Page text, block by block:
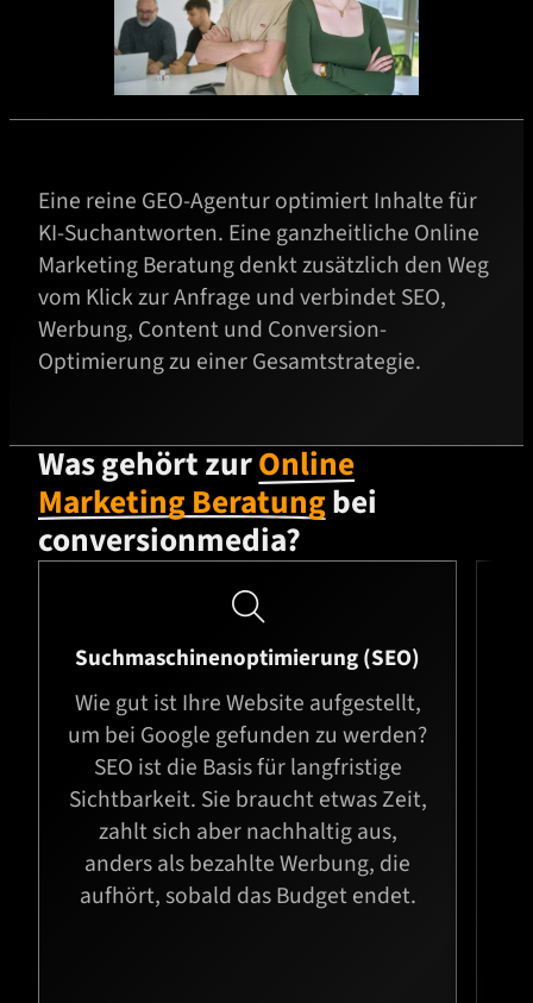
Eine reine GEO-Agentur optimiert Inhalte für
KI-Suchantworten. Eine ganzheitliche Online
Marketing Beratung denkt zusätzlich den Weg
vom Klick zur Anfrage und verbindet SEO,
Werbung, Content und Conversion-
Optimierung zu einer Gesamtstrategie.
Was gehört zurOnline
Marketing Beratungbei
conversionmedia?

Suchmaschinen­optimierung (SEO)
Wie gut ist Ihre Website aufgestellt,
um bei Google gefunden zu werden?
SEO ist die Basis für langfristige
Sichtbarkeit. Sie braucht etwas Zeit,
zahlt sich aber nachhaltig aus,
anders als bezahlte Werbung, die
aufhört, sobald das Budget endet.